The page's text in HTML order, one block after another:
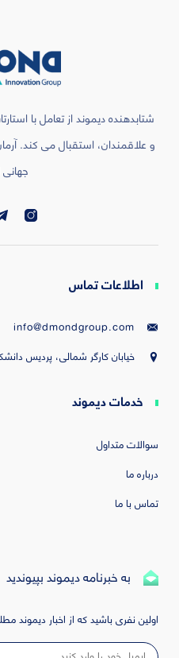
شتابدهنده دیموند از تعامل با
و علاقمندان، استقبال می کند.
اطلاعات تماس
info@dmondgroup.com
خیابان کارگر شمالی، پردیس
خدمات دیموند
سوالات متداول
درباره ما
تماس با ما
به خبرنامه دیموند بپیوندید
اولین نفری باشید که از اخبار دیموند